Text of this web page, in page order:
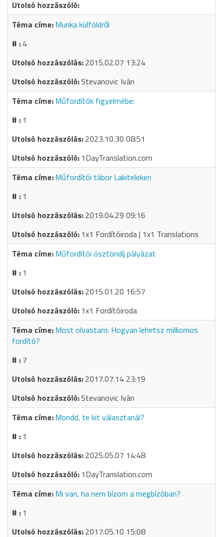
Munka külföldről
4
2015.02.07 13:24
Stevanovic Iván
Műfordítók figyelmébe:
1
2023.10.30 08:51
1DayTranslation.com
Műfordítói tábor Lakiteleken
1
2019.04.29 09:16
1x1 Fordítóiroda | 1x1 Translations
Műfordítói ösztöndíj pályázat
1
2015.01.20 16:57
1x1 Fordítóiroda
Most olvastam: Hogyan lehetsz milliomos
fordító?
7
2017.07.14 23:19
Stevanovic Iván
Mondd, te kit választanál?
1
2025.05.07 14:48
1DayTranslation.com
Mi van, ha nem bízom a megbízóban?
1
2017.05.10 15:08